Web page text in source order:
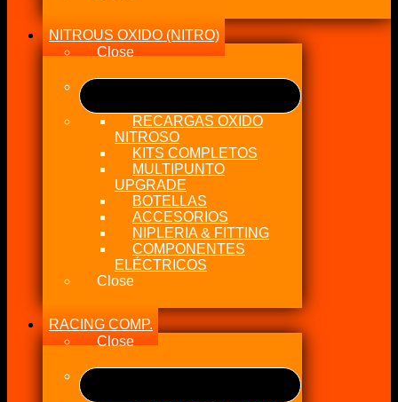
NITROUS OXIDO (NITRO)
Close
RECARGAS OXIDO
NITROSO
KITS COMPLETOS
MULTIPUNTO
UPGRADE
BOTELLAS
ACCESORIOS
NIPLERIA & FITTING
COMPONENTES
ELÉCTRICOS
Close
RACING COMP.
Close